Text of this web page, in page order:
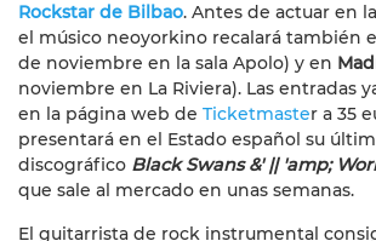
Rockstar de Bilbao. Antes de actuar en
el músico neoyorkino recalará también
de noviembre en la sala Apolo) y en
noviembre en La Riviera). Las entradas
en la página web de Ticketmaster a 35
presentará en el Estado español su
discográfico Black Swans &' || 'amp;
que sale al mercado en unas semanas.
El guitarrista de rock instrumental